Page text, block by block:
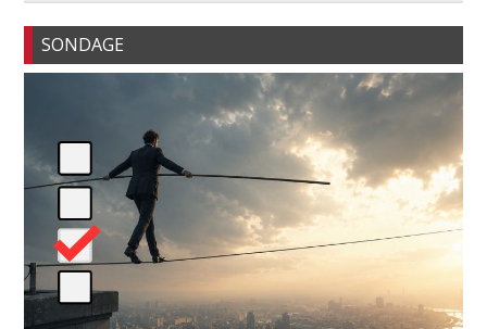
SONDAGE